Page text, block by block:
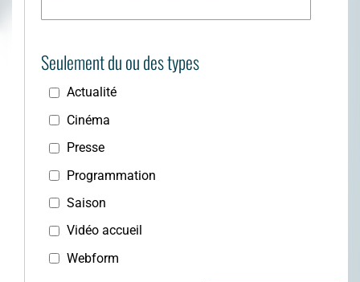
Seulement du ou des types
Actualité
Cinéma
Presse
Programmation
Saison
Vidéo accueil
Webform